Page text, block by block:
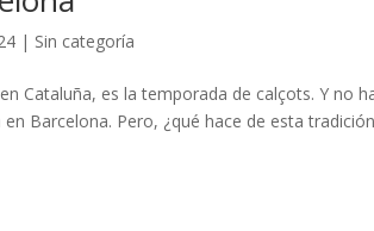
| Sin categoría
Cataluña, es la temporada de calçots. Y no
Barcelona. Pero, ¿qué hace de esta